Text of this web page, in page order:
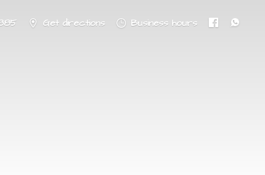
Get directions Business hours